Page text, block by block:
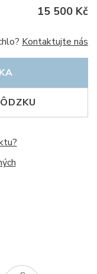
15 500 Kč
Kontaktujte nás